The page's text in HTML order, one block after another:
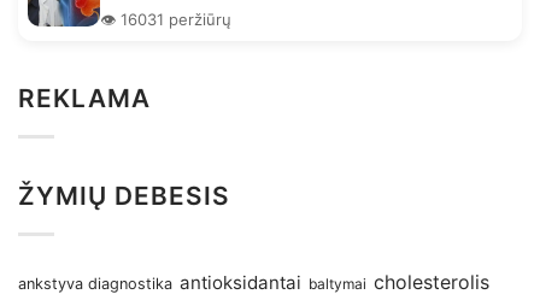
👁️ 16031 peržiūrų
REKLAMA
ŽYMIŲ DEBESIS
ankstyva diagnostika antioksidantai baltymai cholesterolis